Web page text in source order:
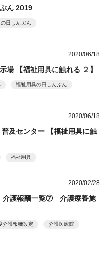
ん 2019
日しんぶん
2020/06/18
場 【福祉用具に触れる ２】
福祉用具の日しんぶん
2020/06/18
及センター 【福祉用具に触
福祉用具
2020/02/28
護報酬一覧⑦ 介護療養施
介護報酬改定 介護医療院